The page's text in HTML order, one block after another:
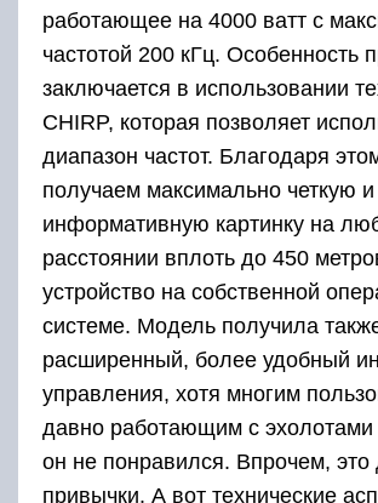
управления, хотя многим
давно работающим с эхолотами
он не понравился. Впрочем, это
привычки. А вот технические
самом высоком уровне.
рынке стоят намного дороже.
Лучшие
эхолоты
Lowrance HOOK-7x
Рейтинг: 4.9